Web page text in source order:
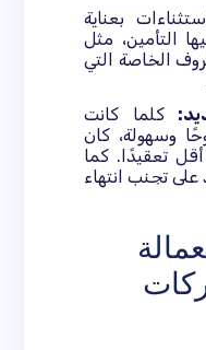
بعناية
التأمين، مثل
الخاصة التي
كلما كانت
وسهولة، كان
تعقيدًا. كما
على تجنب انتهاء